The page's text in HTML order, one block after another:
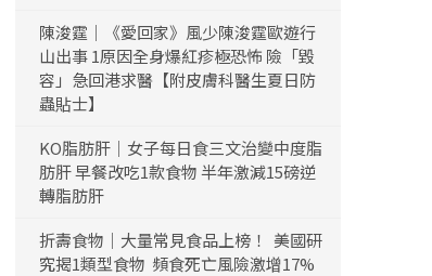
陳浚霆｜《愛回家》風少陳浚霆歐遊行
山出事 1原因全身爆紅疹極恐怖 險「毀
容」急回港求醫【附皮膚科醫生夏日防
蟲貼士】
KO脂肪肝｜女子每日食三文治變中度脂
肪肝 早餐改吃1款食物 半年激減15磅逆
轉脂肪肝
折壽食物｜大量常見食品上榜！ 美國研
究揭1類型食物 頻食死亡風險激增17%